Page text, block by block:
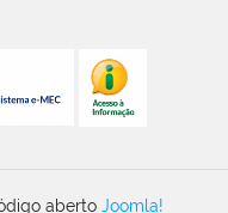
aberto Joomla!